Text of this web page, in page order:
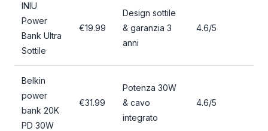
INIU
Power
Bank Ultra
Sottile
€19.99
Design sottile
& garanzia 3
anni
4.6/5
Belkin
power
bank 20K
PD 30W
€31.99
Potenza 30W
& cavo
integrato
4.6/5